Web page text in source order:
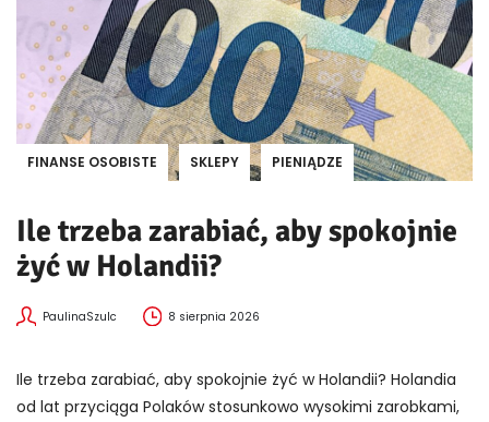
FINANSE OSOBISTE SKLEPY PIENIĄDZE
Ile trzeba zarabiać, aby spokojnie
żyć w Holandii?
PaulinaSzulc 8 sierpnia 2026
Ile trzeba zarabiać, aby spokojnie żyć w Holandii? Holandia
od lat przyciąga Polaków stosunkowo wysokimi zarobkami,